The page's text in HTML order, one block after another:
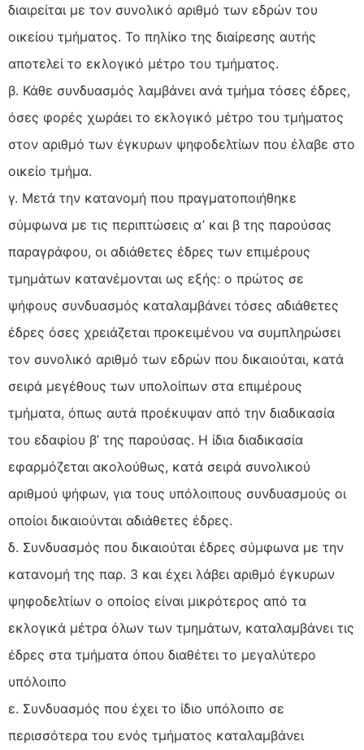
διαιρείται με τον συνολικό αριθμό των εδρών του
οικείου τμήματος. Το πηλίκο της διαίρεσης αυτής
αποτελεί το εκλογικό μέτρο του τμήματος.
β. Κάθε συνδυασμός λαμβάνει ανά τμήμα τόσες έδρες,
όσες φορές χωράει το εκλογικό μέτρο του τμήματος
στον αριθμό των έγκυρων ψηφοδελτίων που έλαβε στο
οικείο τμήμα.
γ. Μετά την κατανομή που πραγματοποιήθηκε
σύμφωνα με τις περιπτώσεις α’ και β της παρούσας
παραγράφου, οι αδιάθετες έδρες των επιμέρους
τμημάτων κατανέμονται ως εξής: ο πρώτος σε
ψήφους συνδυασμός καταλαμβάνει τόσες αδιάθετες
έδρες όσες χρειάζεται προκειμένου να συμπληρώσει
τον συνολικό αριθμό των εδρών που δικαιούται, κατά
σειρά μεγέθους των υπολοίπων στα επιμέρους
τμήματα, όπως αυτά προέκυψαν από την διαδικασία
του εδαφίου β’ της παρούσας. Η ίδια διαδικασία
εφαρμόζεται ακολούθως, κατά σειρά συνολικού
αριθμού ψήφων, για τους υπόλοιπους συνδυασμούς οι
οποίοι δικαιούνται αδιάθετες έδρες.
δ. Συνδυασμός που δικαιούται έδρες σύμφωνα με την
κατανομή της παρ. 3 και έχει λάβει αριθμό έγκυρων
ψηφοδελτίων ο οποίος είναι μικρότερος από τα
εκλογικά μέτρα όλων των τμημάτων, καταλαμβάνει τις
έδρες στα τμήματα όπου διαθέτει το μεγαλύτερο
υπόλοιπο
ε. Συνδυασμός που έχει το ίδιο υπόλοιπο σε
περισσότερα του ενός τμήματος καταλαμβάνει